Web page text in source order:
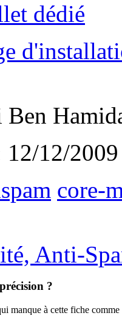
dédié
12/12/2009
core-
Anti-
?
manque à cette fiche comme